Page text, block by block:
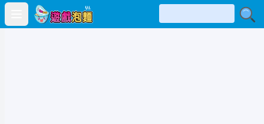
Open main menu